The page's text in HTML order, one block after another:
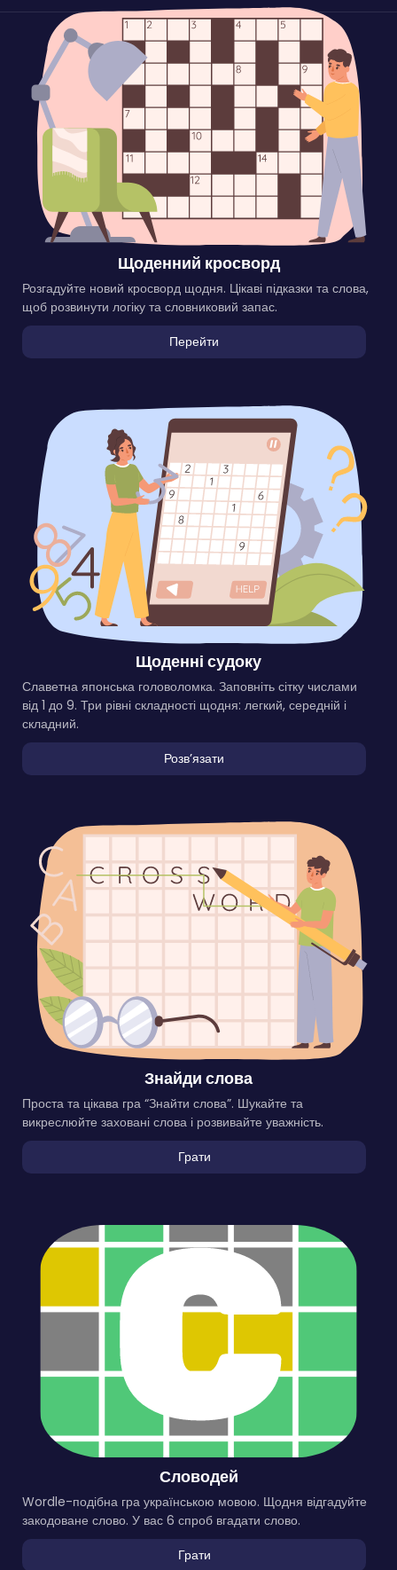
Щоденний кросворд
Розгадуйте новий кросворд щодня. Цікаві підказки та слова,
щоб розвинути логіку та словниковий запас.
Перейти
Щоденні судоку
Славетна японська головоломка. Заповніть сітку числами
від 1 до 9. Три рівні складності щодня: легкий, середній і
складний.
Розвʼязати
Знайди слова
Проста та цікава гра “Знайти слова”. Шукайте та
викреслюйте заховані слова і розвивайте уважність.
Грати
Словодей
Wordle-подібна гра українською мовою. Щодня відгадуйте
закодоване слово. У вас 6 спроб вгадати слово.
Грати